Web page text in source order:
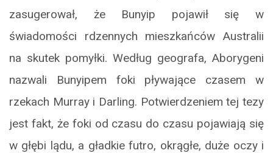
zasugerował, że Bunyip pojawił się w
świadomości rdzennych mieszkańców Australii
na skutek pomyłki. Według geografa, Aborygeni
nazwali Bunyipem foki pływające czasem w
rzekach Murray i Darling. Potwierdzeniem tej tezy
jest fakt, że foki od czasu do czasu pojawiają się
w głębi lądu, a gładkie futro, okrągłe, duże oczy i